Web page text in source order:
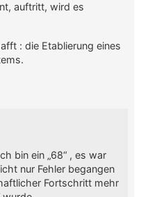
auftritt, wird es
: die Etablierung eines
bin ein „68“ , es war
nur Fehler begangen
Fortschritt mehr